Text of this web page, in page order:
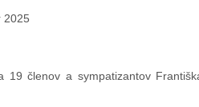
2025
členov a sympatizantov